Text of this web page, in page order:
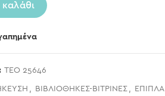
TEO 25646
, ΒΙΒΛΙΟΘΗΚΕΣ-ΒΙΤΡΙΝΕΣ , ΕΠΙΠΛΑ